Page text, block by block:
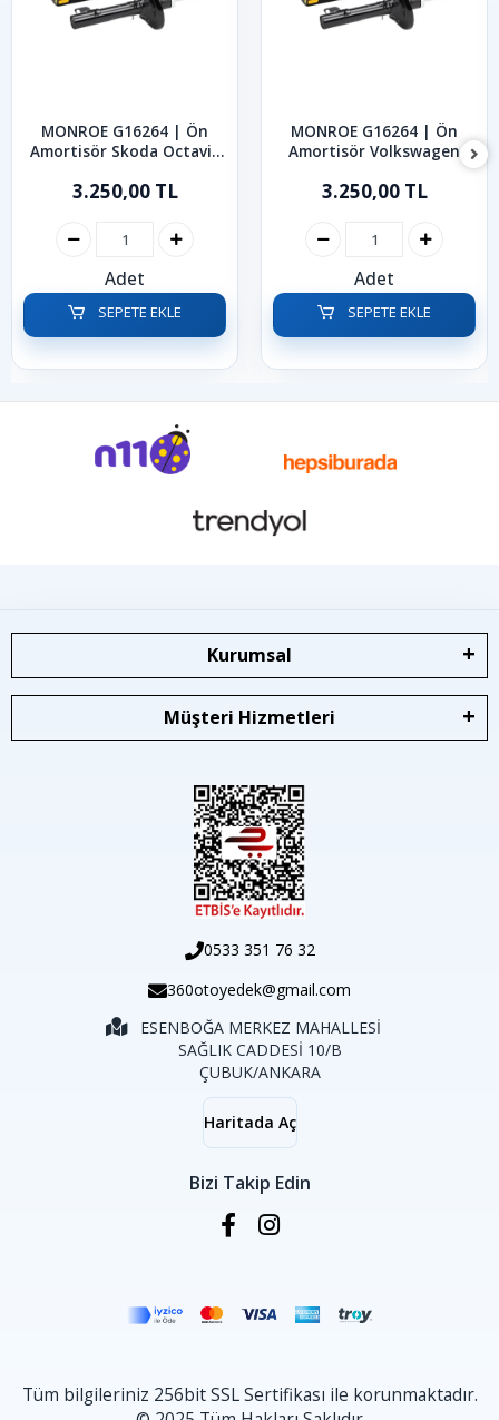
MONROE G16264 | Ön
Amortisör Skoda Octavia
3.250,00 TL
Adet
SEPETE EKLE
MONROE G16264 | Ön
Amortisör Volkswagen
3.250,00 TL
Adet
SEPETE EKLE
Kurumsal
Müşteri Hizmetleri
0533 351 76 32
360otoyedek@gmail.com
ESENBOĞA MERKEZ MAHALLESİ
SAĞLIK CADDESİ 10/B
ÇUBUK/ANKARA
Haritada Aç
Bizi Takip Edin
Tüm bilgileriniz 256bit SSL Sertifikası ile korunmaktadır.